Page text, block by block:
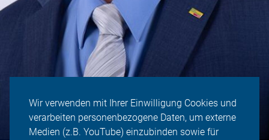
Wir verwenden mit Ihrer Einwilligung Cookies und
verarbeiten personenbezogene Daten, um externe
Medien (z.B. YouTube) einzubinden sowie für